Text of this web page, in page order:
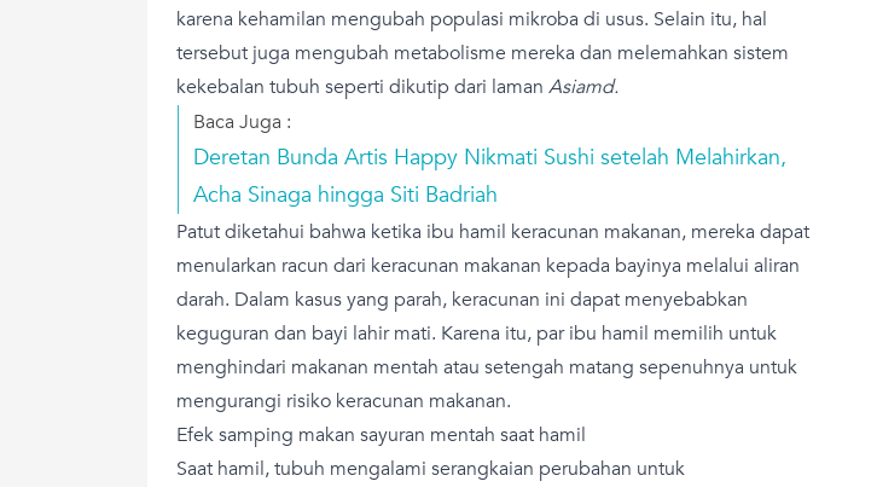
karena kehamilan mengubah populasi mikroba di usus. Selain itu, hal
tersebut juga mengubah metabolisme mereka dan melemahkan sistem
kekebalan tubuh seperti dikutip dari laman Asiamd.
Baca Juga :
Deretan Bunda Artis Happy Nikmati Sushi setelah Melahirkan,
Acha Sinaga hingga Siti Badriah
Patut diketahui bahwa ketika ibu hamil keracunan makanan, mereka dapat
menularkan racun dari keracunan makanan kepada bayinya melalui aliran
darah. Dalam kasus yang parah, keracunan ini dapat menyebabkan
keguguran dan bayi lahir mati. Karena itu, par ibu hamil memilih untuk
menghindari makanan mentah atau setengah matang sepenuhnya untuk
mengurangi risiko keracunan makanan.
Efek samping makan sayuran mentah saat hamil
Saat hamil, tubuh mengalami serangkaian perubahan untuk